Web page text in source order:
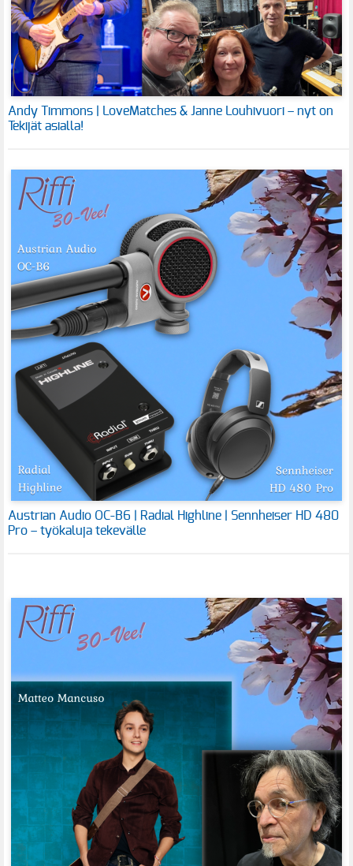
Andy Timmons | LoveMatches & Janne Louhivuori – nyt on
Tekijät asialla!
Austrian Audio OC-B6 | Radial Highline | Sennheiser HD 480
Pro – työkaluja tekevälle